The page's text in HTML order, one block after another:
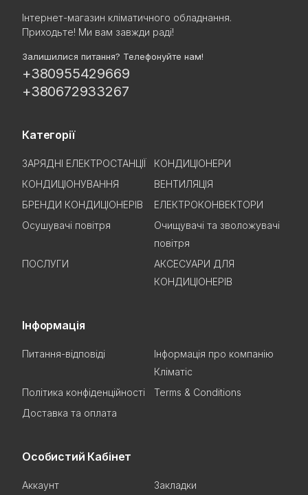
Інтернет-магазин кліматичного обладнання.
Приходьте! Ми вам завжди раді!
Залишилися питання? Телефонуйте нам!
+380955429669
+380672933267
Категорії
ЗАРЯДНІ ЕЛЕКТРОСТАНЦІЇ
КОНДИЦІОНЕРИ
КОНДИЦІОНУВАННЯ
ВЕНТИЛЯЦІЯ
БРЕНДИ КОНДИЦІОНЕРІВ
ЕЛЕКТРОКОНВЕКТОРИ
Осушувачі повітря
Очищувачі та зволожувачі
повітря
ПОСЛУГИ
АКСЕСУАРИ ДЛЯ
КОНДИЦІОНЕРІВ
Інформація
Питання-відповіді
Інформація про компанію
Кліматіс
Політика конфіденційності
Terms & Conditions
Доставка та оплата
Особистий Кабінет
Аккаунт Закладки